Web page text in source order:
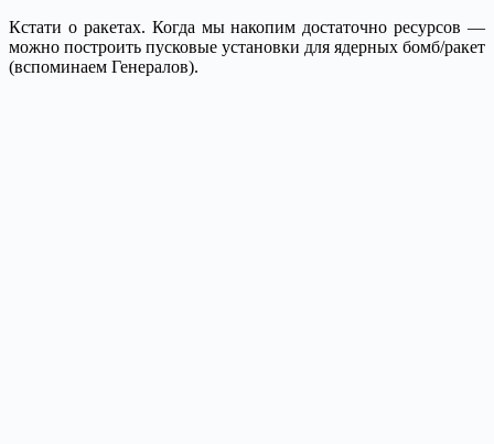
Кстати о ракетах. Когда мы накопим достаточно ресурсов —
можно построить пусковые установки для ядерных бомб/ракет
(вспоминаем Генералов).